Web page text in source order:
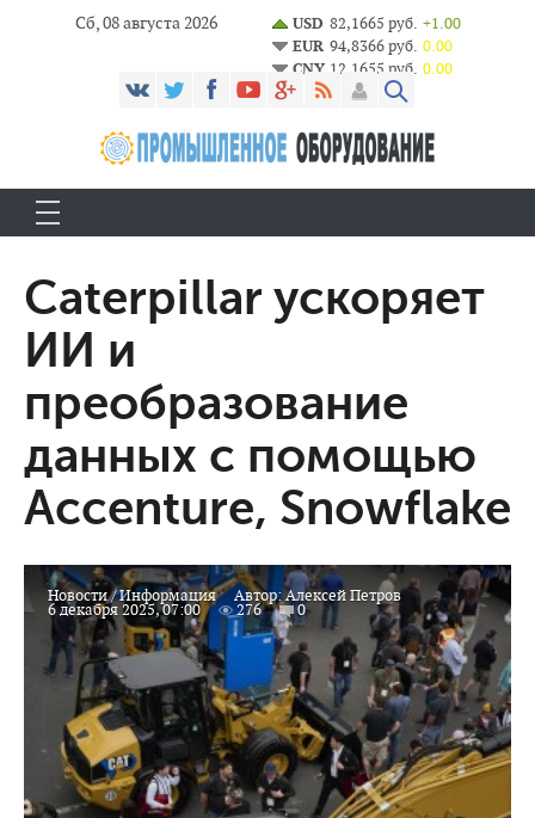
Сб, 08 августа 2026 USD 82,1665 руб. +1.00
EUR 94,8366 руб. 0.00
CNY 12,1655 руб. 0.00
Caterpillar ускоряет
ИИ и
преобразование
данных с помощью
Accenture, Snowflake
Новости/Информация Автор:Алексей Петров
6 декабря 2025, 07:00 276 0